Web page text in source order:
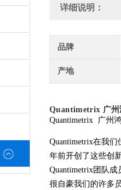
详细说明：
品牌
产地
Quantimetrix 广
Quantimetrix 广州
Quantimetrix在我
年前开创了这些创
Quantimetrix团队
很自豪我们的许多